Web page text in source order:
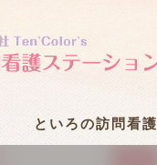
といろの訪問看護